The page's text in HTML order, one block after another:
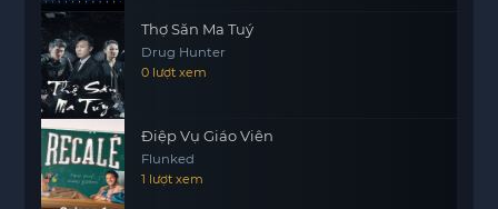
Thợ Săn Ma Tuý
Drug Hunter
0 lượt xem
Điệp Vụ Giáo Viên
Flunked
1 lượt xem